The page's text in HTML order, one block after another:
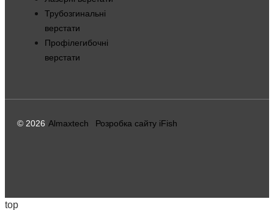
Трубозгинальні
верстати
Профілегибочні
верстати
© 2026 Almaxtech Розробка сайту iFish
top